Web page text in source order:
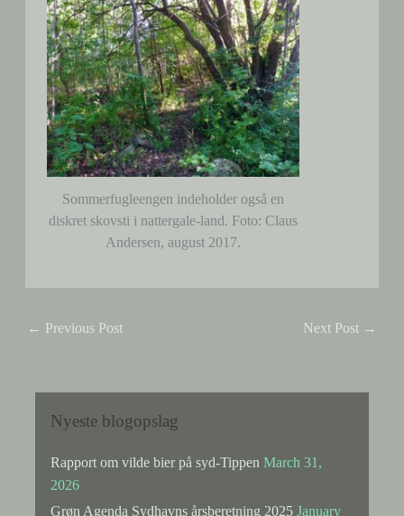
Sommerfugleengen indeholder også en
diskret skovsti i nattergale-land. Foto: Claus
Andersen, august 2017.
← Previous Post Next Post →
Nyeste blogopslag
Rapport om vilde bier på syd-Tippen March 31,
2026
Grøn Agenda Sydhavns årsberetning 2025 January